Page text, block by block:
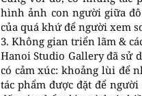
hình ảnh con người giữa
của quá khứ để người xem
3. Không gian triển lãm &
Hanoi Studio Gallery đã sử
có cảm xúc: khoảng lùi để
tác phẩm được đặt để